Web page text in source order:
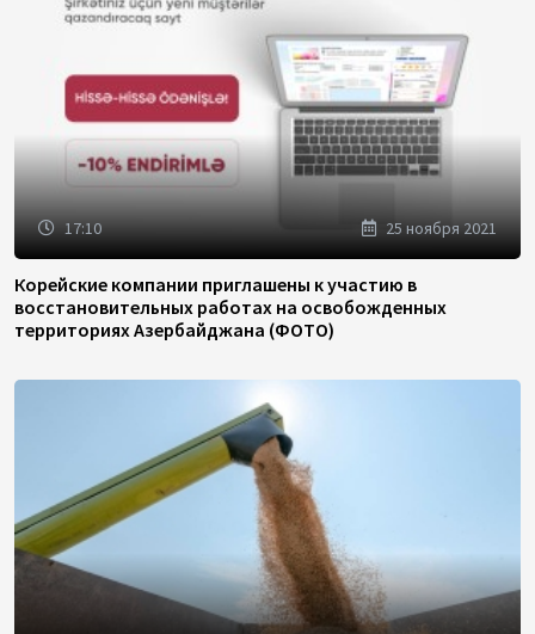
17:10 25 ноября 2021
Корейские компании приглашены к участию в
восстановительных работах на освобожденных
территориях Азербайджана (ФОТО)